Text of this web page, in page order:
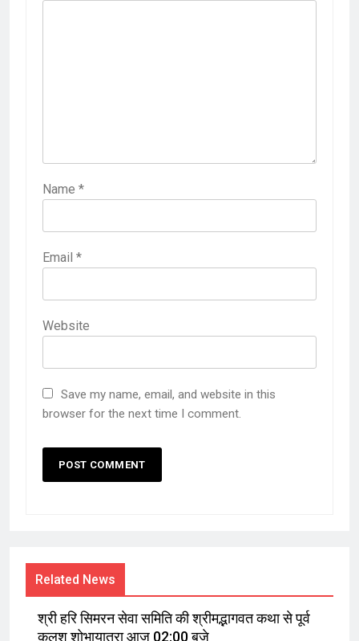
Name *
Email *
Website
Save my name, email, and website in this
browser for the next time I comment.
Related News
श्री हरि सिमरन सेवा समिति की श्रीमद्भागवत कथा से पूर्व
कलश शोभायात्रा आज 02:00 बजे